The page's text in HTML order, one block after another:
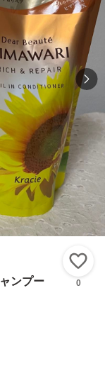
ンプー
0